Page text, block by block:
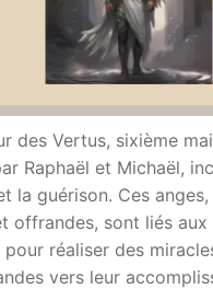
des Vertus, sixième
Raphaël et Michaël,
la guérison. Ces
offrandes, sont liés aux
réaliser des
vers leur